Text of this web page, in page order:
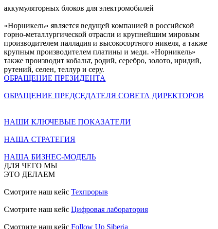
аккумуляторных блоков для электромобилей
«Норникель» является ведущей компанией в российской
горно-металлургической отрасли и крупнейшим мировым
производителем палладия и высокосортного никеля, а также
крупным производителем платины и меди. «Норникель»
также производит кобальт, родий, серебро, золото, иридий,
рутений, селен, теллур и серу.
ОБРАЩЕНИЕ ПРЕЗИДЕНТА
ОБРАЩЕНИЕ ПРЕДСЕДАТЕЛЯ СОВЕТА ДИРЕКТОРОВ
НАШИ КЛЮЧЕВЫЕ ПОКАЗАТЕЛИ
НАША СТРАТЕГИЯ
НАША БИЗНЕС-МОДЕЛЬ
ДЛЯ ЧЕГО МЫ
ЭТО ДЕЛАЕМ
Смотрите наш кейс Техпрорыв
Смотрите наш кейс Цифровая лаборатория
Смотрите наш кейс Follow Up Siberia